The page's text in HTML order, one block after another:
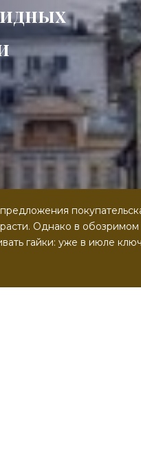
Однако в обозримом
гайки: уже в июле